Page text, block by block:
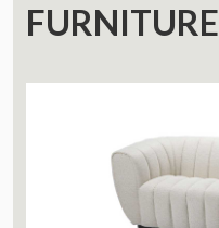
FURNITURE